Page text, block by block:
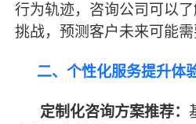
行为轨迹，咨询公司可以
挑战，预测客户未来可能需
二、个性化服务提升体
定制化咨询方案推荐：